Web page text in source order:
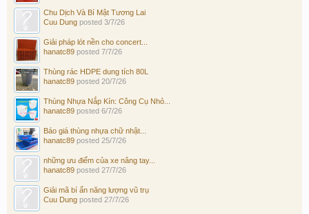
Chu Dịch Và Bí Mật Tương Lai
Cuu Dung posted 3/7/26
Giải pháp lót nền cho concert...
hanatc89 posted 7/7/26
Thùng rác HDPE dung tích 80L
hanatc89 posted 20/7/26
Thùng Nhựa Nắp Kín: Công Cụ Nhỏ...
hanatc89 posted 6/7/26
Báo giá thùng nhựa chữ nhật...
hanatc89 posted 25/7/26
những ưu điểm của xe nâng tay...
hanatc89 posted 27/7/26
Giải mã bí ẩn năng lượng vũ trụ
Cuu Dung posted 27/7/26